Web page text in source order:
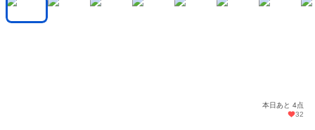
本日あと 4点
32